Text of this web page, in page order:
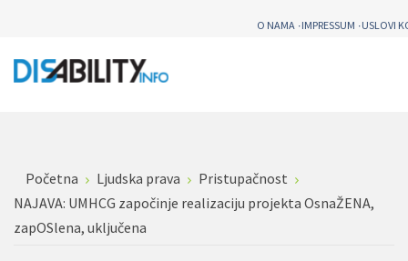
O NAMA IMPRESSUM USLOVI
Početna Ljudska prava
Pristupačnost
NAJAVA: UMHCG započinje realizaciju projekta OsnaŽENA,
zapOSlena, uključena